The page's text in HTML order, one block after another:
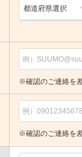
※確認のご連絡を
※確認のご連絡を